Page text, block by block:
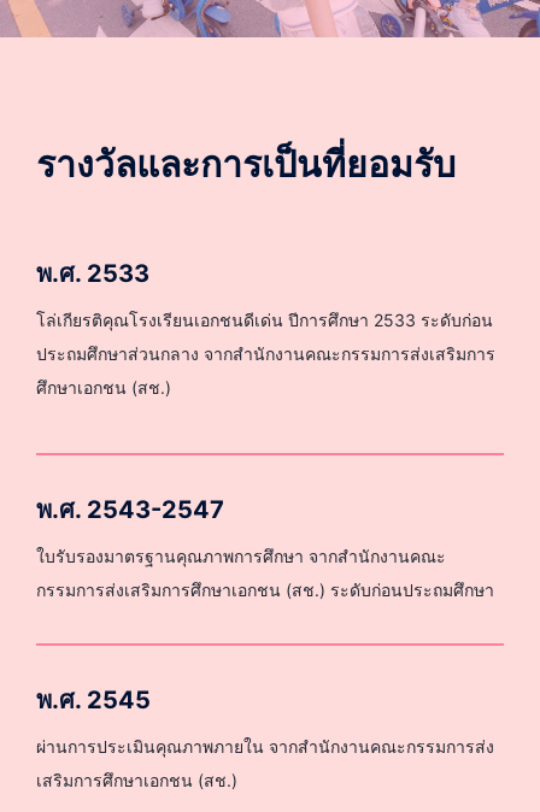
รางวัลและการเป็นที่ยอมรับ
พ.ศ. 2533
โล่เกียรติคุณโรงเรียนเอกชนดีเด่น ปีการศึกษา 2533 ระดับก่อน
ประถมศึกษาส่วนกลาง จากสำนักงานคณะกรรมการส่งเสริมการ
ศึกษาเอกชน (สช.)
พ.ศ. 2543-2547
ใบรับรองมาตรฐานคุณภาพการศึกษา จากสำนักงานคณะ
กรรมการส่งเสริมการศึกษาเอกชน (สช.) ระดับก่อนประถมศึกษา
พ.ศ. 2545
ผ่านการประเมินคุณภาพภายใน จากสำนักงานคณะกรรมการส่ง
เสริมการศึกษาเอกชน (สช.)